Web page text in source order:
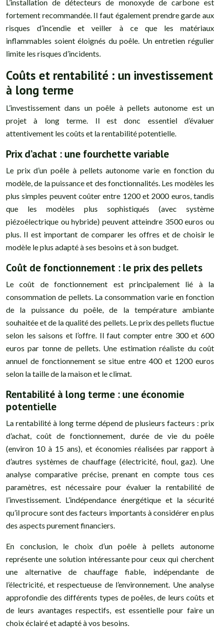
L’installation de détecteurs de monoxyde de carbone est
fortement recommandée. Il faut également prendre garde aux
risques d’incendie et veiller à ce que les matériaux
inflammables soient éloignés du poêle. Un entretien régulier
limite les risques d’incidents.
Coûts et rentabilité : un investissement
à long terme
L’investissement dans un poêle à pellets autonome est un
projet à long terme. Il est donc essentiel d’évaluer
attentivement les coûts et la rentabilité potentielle.
Prix d’achat : une fourchette variable
Le prix d’un poêle à pellets autonome varie en fonction du
modèle, de la puissance et des fonctionnalités. Les modèles les
plus simples peuvent coûter entre 1200 et 2000 euros, tandis
que les modèles plus sophistiqués (avec système
piézoélectrique ou hybride) peuvent atteindre 3500 euros ou
plus. Il est important de comparer les offres et de choisir le
modèle le plus adapté à ses besoins et à son budget.
Coût de fonctionnement : le prix des pellets
Le coût de fonctionnement est principalement lié à la
consommation de pellets. La consommation varie en fonction
de la puissance du poêle, de la température ambiante
souhaitée et de la qualité des pellets. Le prix des pellets fluctue
selon les saisons et l’offre. Il faut compter entre 300 et 600
euros par tonne de pellets. Une estimation réaliste du coût
annuel de fonctionnement se situe entre 400 et 1200 euros
selon la taille de la maison et le climat.
Rentabilité à long terme : une économie
potentielle
La rentabilité à long terme dépend de plusieurs facteurs : prix
d’achat, coût de fonctionnement, durée de vie du poêle
(environ 10 à 15 ans), et économies réalisées par rapport à
d’autres systèmes de chauffage (électricité, fioul, gaz). Une
analyse comparative précise, prenant en compte tous ces
paramètres, est nécessaire pour évaluer la rentabilité de
l’investissement. L’indépendance énergétique et la sécurité
qu’il procure sont des facteurs importants à considérer en plus
des aspects purement financiers.
En conclusion, le choix d’un poêle à pellets autonome
représente une solution intéressante pour ceux qui cherchent
une alternative de chauffage fiable, indépendante de
l’électricité, et respectueuse de l’environnement. Une analyse
approfondie des différents types de poêles, de leurs coûts et
de leurs avantages respectifs, est essentielle pour faire un
choix éclairé et adapté à vos besoins.